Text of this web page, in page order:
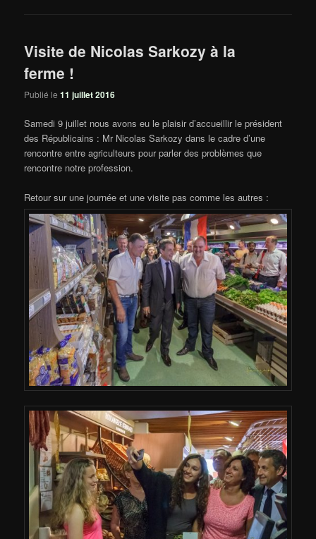
Visite de Nicolas Sarkozy à la
ferme !
Publié le11 juillet 2016
Samedi 9 juillet nous avons eu le plaisir d’accueillir le président
des Républicains : Mr Nicolas Sarkozy dans le cadre d’une
rencontre entre agriculteurs pour parler des problèmes que
rencontre notre profession.
Retour sur une journée et une visite pas comme les autres :